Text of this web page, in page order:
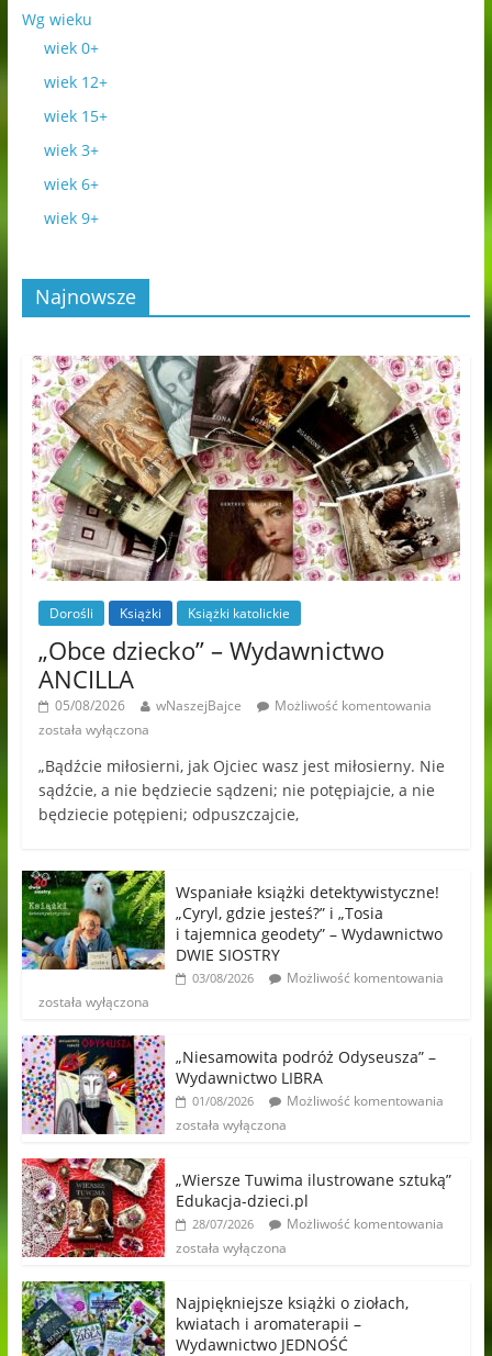
Wg wieku
wiek 0+
wiek 12+
wiek 15+
wiek 3+
wiek 6+
wiek 9+
Najnowsze
Dorośli Książki Książki katolickie
„Obce dziecko” – Wydawnictwo
ANCILLA
05/08/2026 wNaszejBajce
Możliwość komentowania
została wyłączona
„Bądźcie miłosierni, jak Ojciec wasz jest miłosierny. Nie
sądźcie, a nie będziecie sądzeni; nie potępiajcie, a nie
będziecie potępieni; odpuszczajcie,
Wspaniałe książki detektywistyczne!
„Cyryl, gdzie jesteś?” i „Tosia
i tajemnica geodety” – Wydawnictwo
DWIE SIOSTRY
03/08/2026
Możliwość komentowania
została wyłączona
„Niesamowita podróż Odyseusza” –
Wydawnictwo LIBRA
01/08/2026
Możliwość komentowania
została wyłączona
„Wiersze Tuwima ilustrowane sztuką”
Edukacja-dzieci.pl
28/07/2026
Możliwość komentowania
została wyłączona
Najpiękniejsze książki o ziołach,
kwiatach i aromaterapii –
Wydawnictwo JEDNOŚĆ